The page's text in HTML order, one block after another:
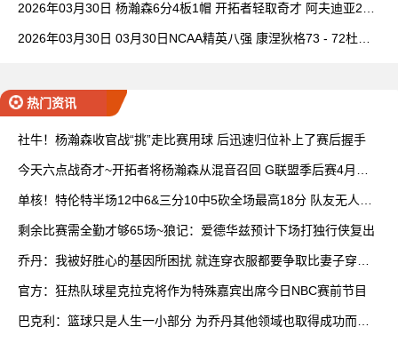
2026年03月30日 杨瀚森6分4板1帽 开拓者轻取奇才 阿夫迪亚20+
2026年03月30日 03月30日NCAA精英八强 康涅狄格73 - 72杜克
热门资讯
社牛！杨瀚森收官战“挑”走比赛用球 后迅速归位补上了赛后握手
今天六点战奇才~开拓者将杨瀚森从混音召回 G联盟季后赛4月开
单核！特伦特半场12中6&三分10中5砍全场最高18分 队友无人上
剩余比赛需全勤才够65场~狼记：爱德华兹预计下场打独行侠复出
乔丹：我被好胜心的基因所困扰 就连穿衣服都要争取比妻子穿得
官方：狂热队球星克拉克将作为特殊嘉宾出席今日NBC赛前节目
巴克利：篮球只是人生一小部分 为乔丹其他领域也取得成功而自